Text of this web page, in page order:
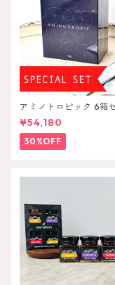
アミノトロピック 6箱
minoTropic
¥54,180
30%OFF